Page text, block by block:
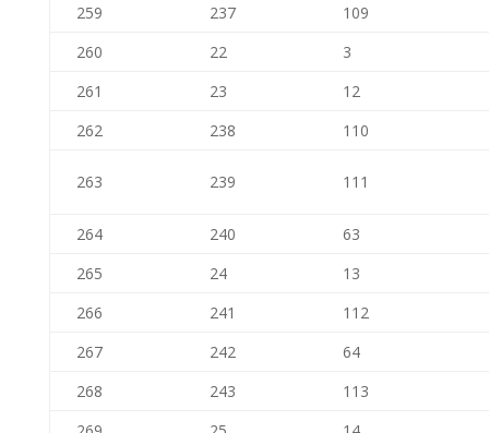
259
237
109
260
22
3
261
23
12
262
238 110
263 239 111
264 240
63
265
24
13
266
241
112
267
242
64
268
243
113